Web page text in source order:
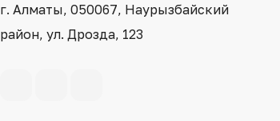
г. Алматы, 050067, Наурызбайский
район, ул. Дрозда, 123